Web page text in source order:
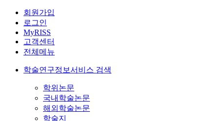
회원가입
로그인
MyRISS
고객센터
전체메뉴
학술연구정보서비스 검색
학위논문
국내학술논문
해외학술논문
학술지